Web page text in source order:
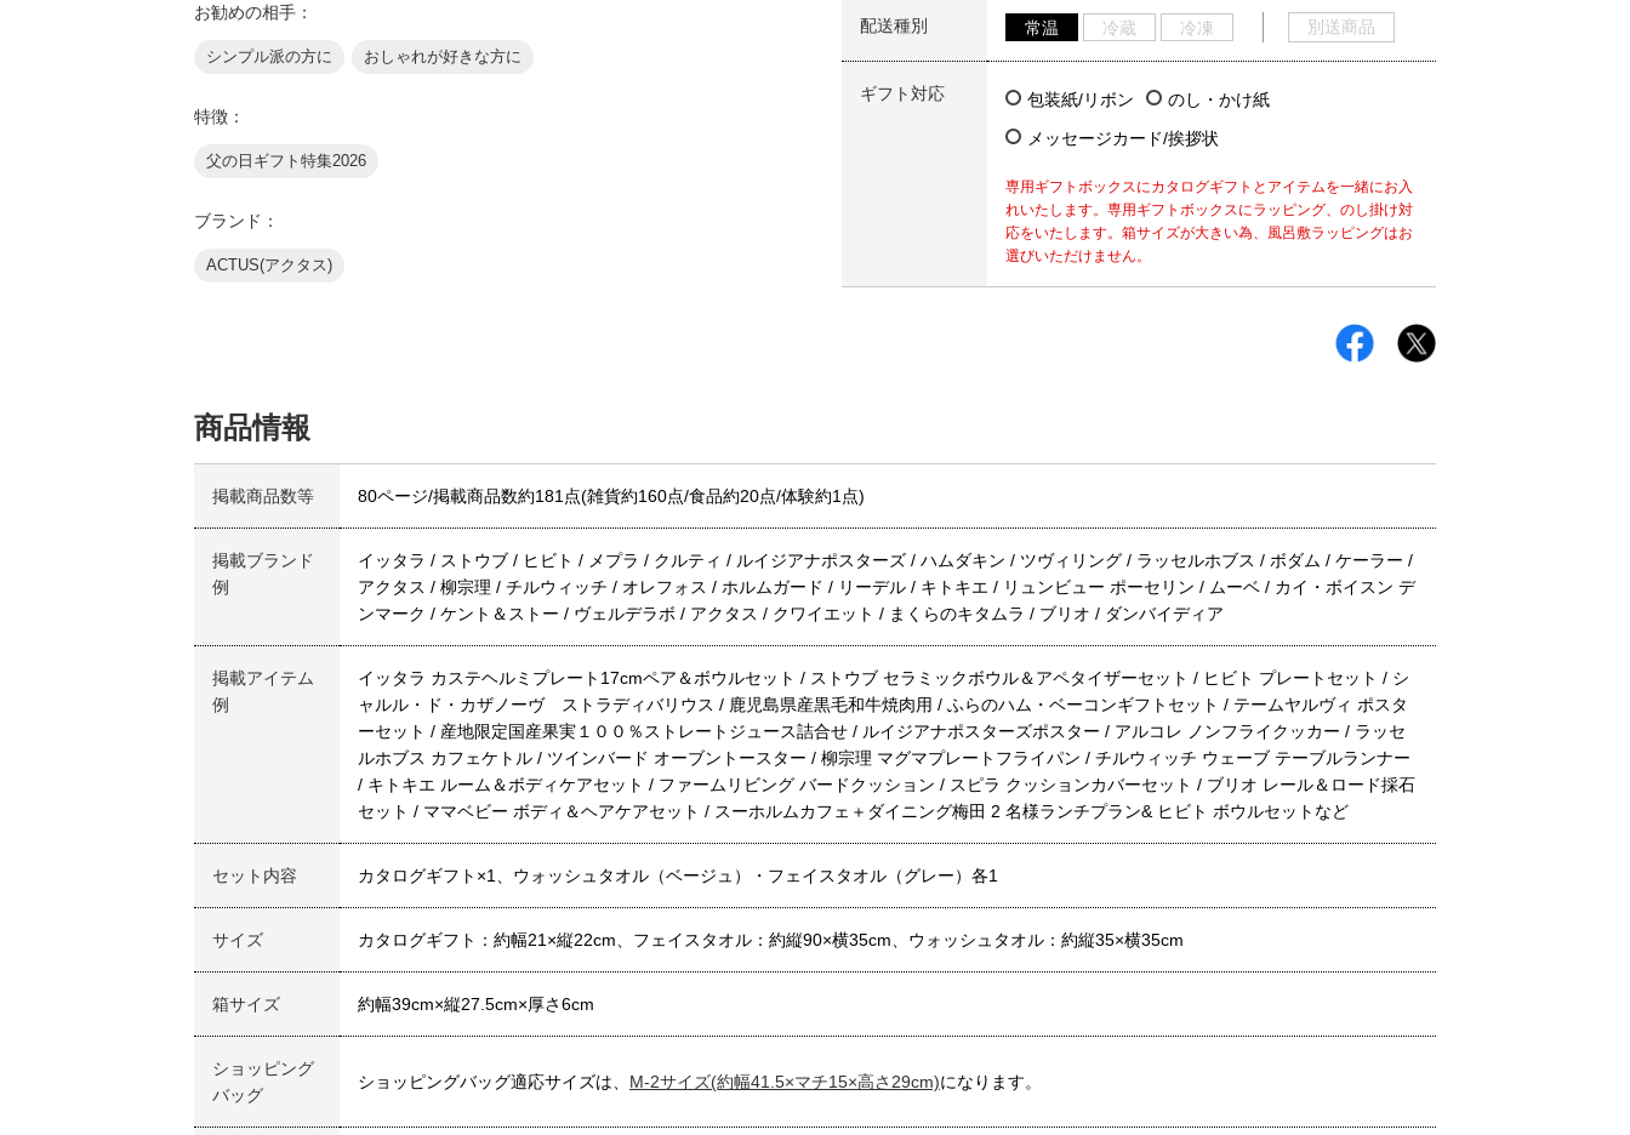
お勧めの相手：
シンプル派の方に おしゃれが好きな方に
特徴：
父の日ギフト特集2026
ブランド：
ACTUS(アクタス)
配送種別 常温 冷蔵 冷凍 別送商品
ギフト対応 包装紙/リボン
のし・かけ紙
メッセージカード/挨拶状
専用ギフトボックスにカタログギフトとアイテムを一緒にお入
れいたします。専用ギフトボックスにラッピング、のし掛け対
応をいたします。箱サイズが大きい為、風呂敷ラッピングはお
選びいただけません。
商品情報
掲載商品数等 80ページ/掲載商品数約181点(雑貨約160点/食品約20点/体験約1点)
掲載ブランド
例
イッタラ / ストウブ / ヒビト / メプラ / クルティ / ルイジアナポスターズ / ハムダキン / ツヴィリング / ラッセルホブス / ボダム / ケーラー /
アクタス / 柳宗理 / チルウィッチ / オレフォス / ホルムガード / リーデル / キトキエ / リュンビュー ポーセリン / ムーベ / カイ・ボイスン デ
ンマーク / ケント＆ストー / ヴェルデラボ / アクタス / クワイエット / まくらのキタムラ / ブリオ / ダンバイディア
掲載アイテム
例
イッタラ カステヘルミプレート17cmペア＆ボウルセット / ストウブ セラミックボウル＆アペタイザーセット / ヒビト プレートセット / シ
ャルル・ド・カザノーヴ ストラディバリウス / 鹿児島県産黒毛和牛焼肉用 / ふらのハム・ベーコンギフトセット / テームヤルヴィ ポスタ
ーセット / 産地限定国産果実１００％ストレートジュース詰合せ / ルイジアナポスターズポスター / アルコレ ノンフライクッカー / ラッセ
ルホブス カフェケトル / ツインバード オーブントースター / 柳宗理 マグマプレートフライパン / チルウィッチ ウェーブ テーブルランナー
/ キトキエ ルーム＆ボディケアセット / ファームリビング バードクッション / スピラ クッションカバーセット / ブリオ レール＆ロード採石
セット / ママベビー ボディ＆ヘアケアセット / スーホルムカフェ＋ダイニング梅田 2 名様ランチプラン& ヒビト ボウルセットなど
セット内容 カタログギフト×1、ウォッシュタオル（ベージュ）・フェイスタオル（グレー）各1
サイズ カタログギフト：約幅21×縦22cm、フェイスタオル：約縦90×横35cm、ウォッシュタオル：約縦35×横35cm
箱サイズ 約幅39cm×縦27.5cm×厚さ6cm
ショッピング
バッグ
ショッピングバッグ適応サイズは、 M-2サイズ(約幅41.5×マチ15×高さ29cm)になります。